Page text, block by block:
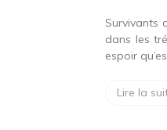
Survivants
dans les
espoir
Lire la